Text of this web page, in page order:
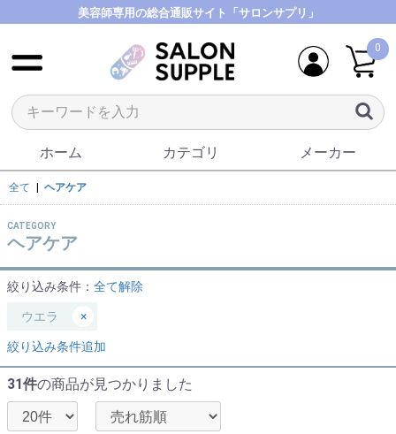
美容師専用の総合通販サイト「サロンサプリ」
0
ホーム カテゴリ メーカー
全て ヘアケア
CATEGORY
ヘアケア
絞り込み条件： 全て解除
ウエラ ×
絞り込み条件追加
31件の商品が見つかりました